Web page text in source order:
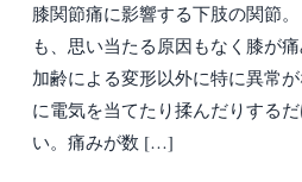
膝関節痛に影響する下肢の関節
も、思い当たる原因もなく膝が
加齢による変形以外に特に異常
に電気を当てたり揉んだりする
い。痛みが数 […]